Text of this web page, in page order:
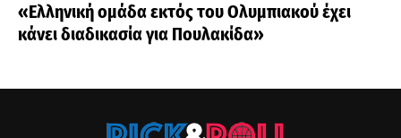
«Ελληνική ομάδα εκτός του Ολυμπιακού έχει
κάνει διαδικασία για Πουλακίδα»